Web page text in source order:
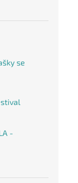
se
-